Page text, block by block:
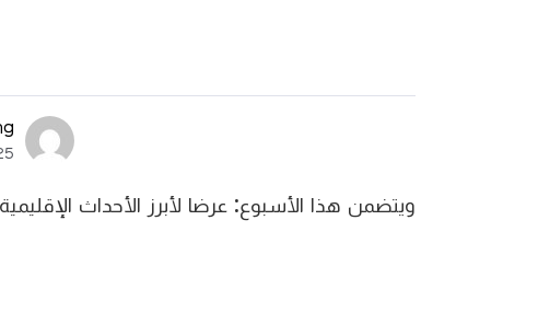
ويتضمن هذا الأسبوع: عرضا لأبرز الأحداث